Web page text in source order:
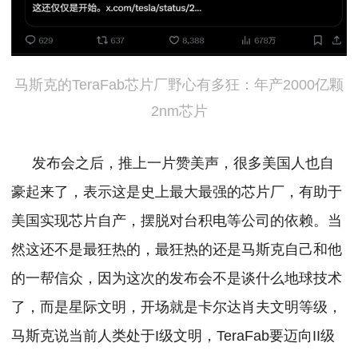
马斯克的TeraFab芯片厂野心有多狂：年产2000亿颗
2nm芯片
发布会之后，推上一片赞美声，很多美国人也自
豪起来了，表示这是史上最大最强的芯片厂，有助于
美国实现芯片自产，摆脱对台积电等公司的依赖。 当
然这还不是最狂热的，最狂热的还是马斯克自己和他
的一帮信众，因为这次的发布会不是谈什么地球技术
了，而是星际文明，开场就是卡尔达肖夫文明等级，
马斯克说当前人类处于I级文明，TeraFab要迈向II级